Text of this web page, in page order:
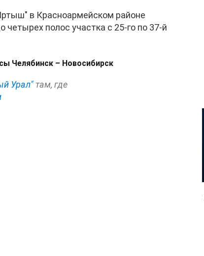
в Красноармейском районе
полос участка с 25-го по 37-й
Челябинск – Новосибирск
Урал" там, где